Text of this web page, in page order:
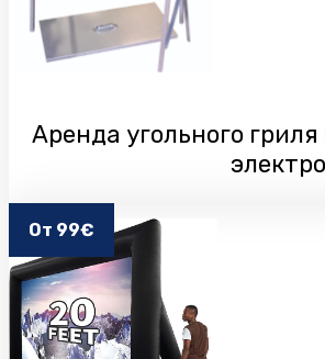
Аренда угольного
От 99€